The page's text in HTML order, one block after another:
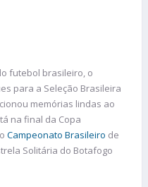
futebol brasileiro, o
para a Seleção Brasileira
memórias lindas ao
na final da Copa
Campeonato Brasileiro de
Solitária do Botafogo